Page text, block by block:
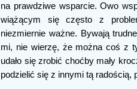
na prawdziwe wsparcie. Owo
wiążącym się często z
niezmiernie ważne. Bywają
mi, nie wierzę, że można coś z
udało się zrobić choćby mały
podzielić się z innymi tą radością,